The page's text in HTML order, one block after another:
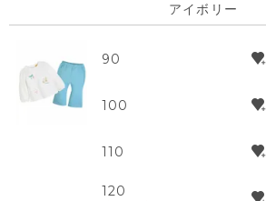
アイボリー
90
100
110
120